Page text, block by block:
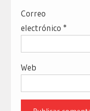
Correo
electrónico *
Web